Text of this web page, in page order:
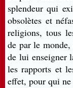
splendeur qui
obsolètes et
religions, tous
de par le
de lui enseigner
les rapports et
effet, pour qui